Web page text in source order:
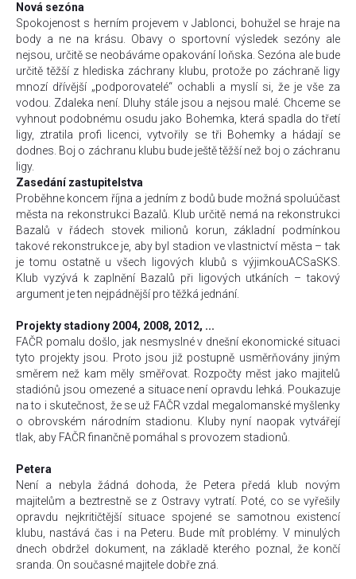
Nová sezóna
Spokojenost s herním projevem v Jablonci, bohužel se hraje na
body a ne na krásu. Obavy o sportovní výsledek sezóny ale
nejsou, určitě se neobáváme opakování loňska. Sezóna ale bude
určitě těžší z hlediska záchrany klubu, protože po záchraně ligy
mnozí dřívější „podporovatelé“ ochabli a myslí si, že je vše za
vodou. Zdaleka není. Dluhy stále jsou a nejsou malé. Chceme se
vyhnout podobnému osudu jako Bohemka, která spadla do třetí
ligy, ztratila profi licenci, vytvořily se tři Bohemky a hádají se
dodnes. Boj o záchranu klubu bude ještě těžší než boj o záchranu
ligy.
Zasedání zastupitelstva
Proběhne koncem října a jedním z bodů bude možná spoluúčast
města na rekonstrukci Bazalů. Klub určitě nemá na rekonstrukci
Bazalů v řádech stovek milionů korun, základní podmínkou
takové rekonstrukce je, aby byl stadion ve vlastnictví města – tak
je tomu ostatně u všech ligových klubů s výjimkouACSaSKS.
Klub vyzývá k zaplnění Bazalů při ligových utkáních – takový
argument je ten nejpádnější pro těžká jednání.
Projekty stadiony 2004, 2008, 2012, ...
FAČR pomalu došlo, jak nesmyslné v dnešní ekonomické situaci
tyto projekty jsou. Proto jsou již postupně usměrňovány jiným
směrem než kam měly směřovat. Rozpočty měst jako majitelů
stadiónů jsou omezené a situace není opravdu lehká. Poukazuje
na to i skutečnost, že se už FAČR vzdal megalomanské myšlenky
o obrovském národním stadionu. Kluby nyní naopak vytvářejí
tlak, aby FAČR finančně pomáhal s provozem stadionů.
Petera
Není a nebyla žádná dohoda, že Petera předá klub novým
majitelům a beztrestně se z Ostravy vytratí. Poté, co se vyřešily
opravdu nejkritičtější situace spojené se samotnou existencí
klubu, nastává čas i na Peteru. Bude mít problémy. V minulých
dnech obdržel dokument, na základě kterého poznal, že končí
sranda. On současné majitele dobře zná.